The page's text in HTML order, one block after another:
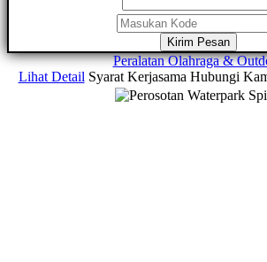
Kirim Pesan
Peralatan Olahraga &
Lihat Detail Syarat Kerjasama Hubungi